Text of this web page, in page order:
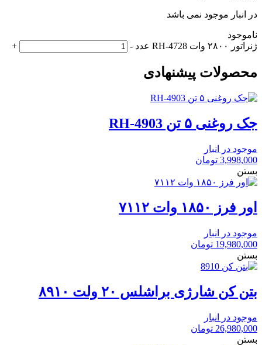
در انبار موجود نمی باشد
ناموجود
ژنراتور ۲۸۰۰ وات RH-4728 عدد
-
+
محصولات پیشنهادی
جک روغنی ۵ تن RH-4903
موجود در انبار
3,998,000 تومان
بستن
اور فرز ۱۸۵۰ وات ۷۱۱۲
موجود در انبار
19,980,000 تومان
بستن
بتن کن شارژی براشلس ۲۰ ولت ۸۹۱۰
موجود در انبار
26,980,000 تومان
بستن